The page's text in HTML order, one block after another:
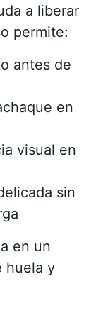
a liberar
permite:
antes de
en
visual en
sin
en un
huela y